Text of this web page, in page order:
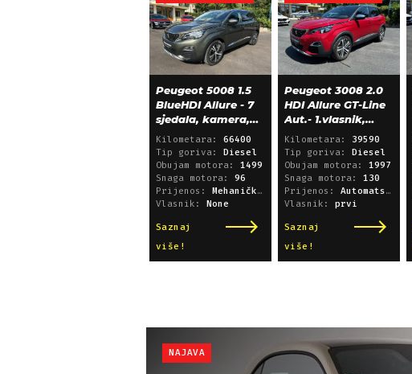
Peugeot 5008 1.5
BlueHDI Allure - 7
sjedala, kamera,
alu 18, 66.000 km
Kilometara: 66400
Tip goriva:
Diesel
Obujam motora: 1499
Snaga motora: 96
Prijenos:
Mehanički mjenjač
Vlasnik:
None
Saznaj
više!
Peugeot 3008 2.0
HDI Allure GT-Line
Aut.- 1.vlasnik,
39.600 km!
Kilometara: 39590
Tip goriva:
Diesel
Obujam motora: 1997
Snaga motora: 130
Prijenos: Automatski sekvencijski
Vlasnik: prvi
Saznaj
više!
NAJAVA